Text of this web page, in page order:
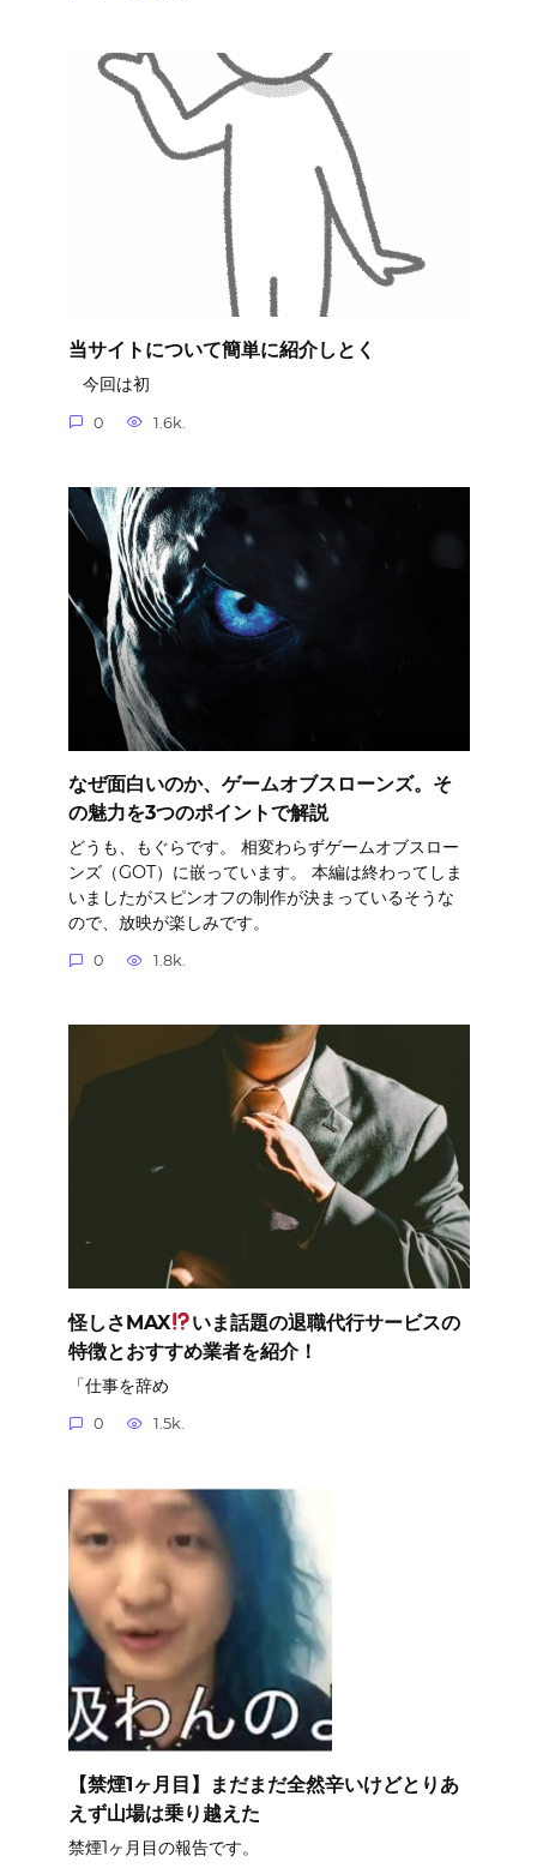
当サイトについて簡単に紹介しとく
今回は初
0 1.6k.
なぜ面白いのか、ゲームオブスローンズ。そ
の魅力を3つのポイントで解説
どうも、もぐらです。 相変わらずゲームオブスロー
ンズ（GOT）に嵌っています。 本編は終わってしま
いましたがスピンオフの制作が決まっているそうな
ので、放映が楽しみです。
0 1.8k.
怪しさMAX
いま話題の退職代行サービスの
特徴とおすすめ業者を紹介！
「仕事を辞め
0 1.5k.
【禁煙1ヶ月目】まだまだ全然辛いけどとりあ
えず山場は乗り越えた
禁煙1ヶ月目の報告です。